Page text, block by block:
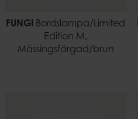
FUNGI
Bordslampa/Limited
Edition M,
Mässingsfärgad/brun